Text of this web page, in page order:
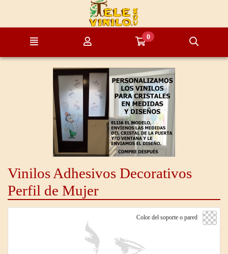
Ir al contenido principal de la página
Ir a mi compra
0
Vinilos Adhesivos Decorativos
Perfil de Mujer
Color del soporte o pared